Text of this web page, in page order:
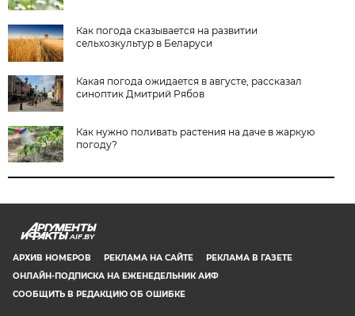
Как погода сказывается на развитии
сельхозкультур в Беларуси
Какая погода ожидается в августе, рассказал
синоптик Дмитрий Рябов
Как нужно поливать растения на даче в жаркую
погоду?
AIF.BY
АРХИВ НОМЕРОВ РЕКЛАМА НА САЙТЕ
РЕКЛАМА В ГАЗЕТЕ
ОНЛАЙН-ПОДПИСКА НА ЕЖЕНЕДЕЛЬНИК АИФ
СООБЩИТЬ В РЕДАКЦИЮ ОБ ОШИБКЕ